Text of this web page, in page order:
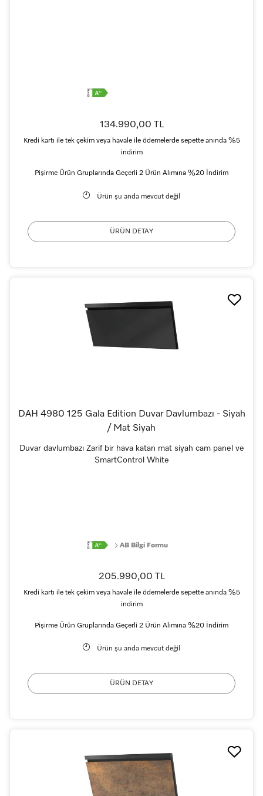
134.990,00 TL
Kredi kartı ile tek çekim veya havale ile ödemelerde sepette anında %5
indirim
Pişirme Ürün Gruplarında Geçerli 2 Ürün Alımına %20 İndirim
Ürün şu anda mevcut değil
ÜRÜN DETAY
DAH 4980 125 Gala Edition Duvar Davlumbazı - Siyah
/ Mat Siyah
Duvar davlumbazı Zarif bir hava katan mat siyah cam panel ve
SmartControl White
AB Bilgi Formu
205.990,00 TL
Kredi kartı ile tek çekim veya havale ile ödemelerde sepette anında %5
indirim
Pişirme Ürün Gruplarında Geçerli 2 Ürün Alımına %20 İndirim
Ürün şu anda mevcut değil
ÜRÜN DETAY